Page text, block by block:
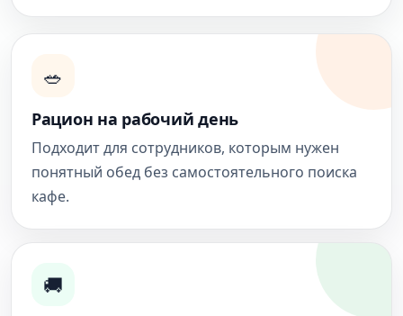
🥗
Рацион на рабочий день
Подходит для сотрудников, которым нужен
понятный обед без самостоятельного поиска
кафе.
🚚